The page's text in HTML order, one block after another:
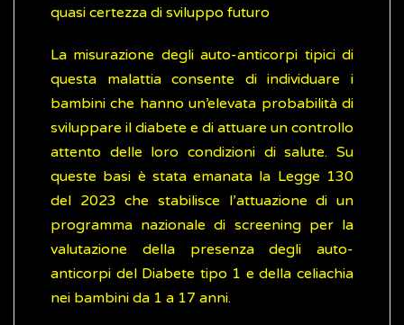
quasi certezza di sviluppo futuro
La misurazione degli auto-anticorpi tipici di
questa malattia consente di individuare i
bambini che hanno un’elevata probabilità di
sviluppare il diabete e di attuare un controllo
attento delle loro condizioni di salute. Su
queste basi è stata emanata la Legge 130
del 2023 che stabilisce l’attuazione di un
programma nazionale di screening per la
valutazione della presenza degli auto-
anticorpi del Diabete tipo 1 e della celiachia
nei bambini da 1 a 17 anni.